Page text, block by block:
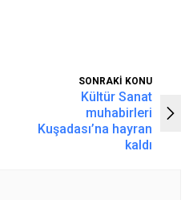
SONRAKİ KONU
Kültür Sanat
muhabirleri
Kuşadası’na hayran
kaldı